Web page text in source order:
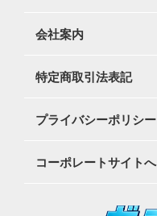
会社案内
特定商取引法表記
プライバシーポリシー
コーポレートサイトへ